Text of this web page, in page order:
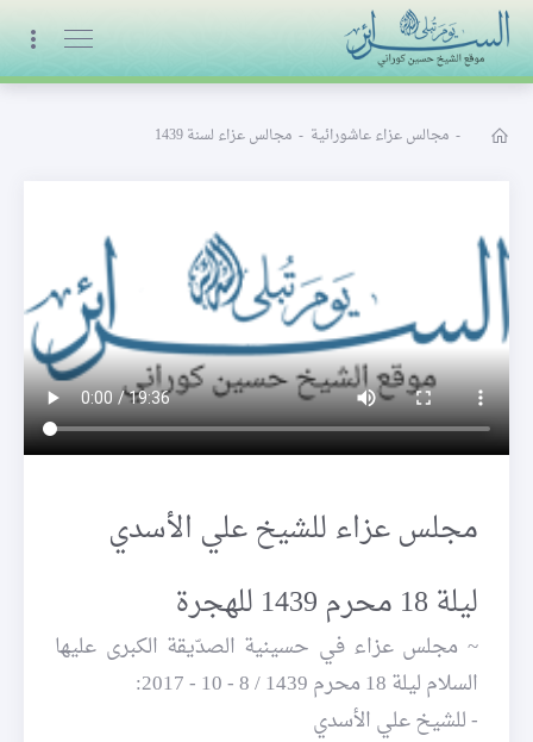
البث المباشر
- مجالس عزاء عاشورائية - مجالس عزاء لسنة 1439
مجلس عزاء للشيخ علي الأسدي
ليلة 18 محرم 1439 للهجرة
~ مجلس عزاء في حسينية الصدّيقة الكبرى عليها
السلام ليلة 18 محرم 1439 / 8 - 10 - 2017:
- للشيخ علي الأسدي